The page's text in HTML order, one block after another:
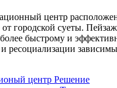
центр
от городской суеты.
быстрому и
ресоциализации